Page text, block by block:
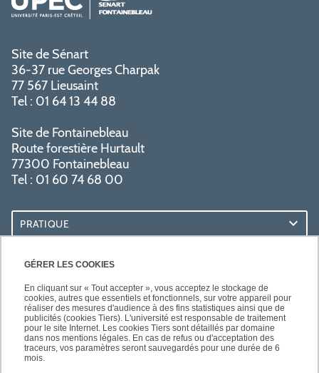
GÉRER LES COOKIES
En cliquant sur « Tout accepter », vous acceptez le stockage de
cookies, autres que essentiels et fonctionnels, sur votre appareil pour
réaliser des mesures d'audience à des fins statistiques ainsi que de
publicités (cookies Tiers). L'université est responsable de traitement
pour le site Internet. Les cookies Tiers sont détaillés par domaine
dans nos mentions légales. En cas de refus ou d'acceptation des
traceurs, vos paramètres seront sauvegardés pour une durée de 6
mois.
Site de Sénart
36-37 rue Georges Charpak
77 567 Lieusaint
Tel : 01 64 13 44 88
Site de Fontainebleau
Route forestière Hurtault
77300 Fontainebleau
Tel : 01 60 74 68 00
PRATIQUE
RESSOURCES
SUIVEZ-NOUS